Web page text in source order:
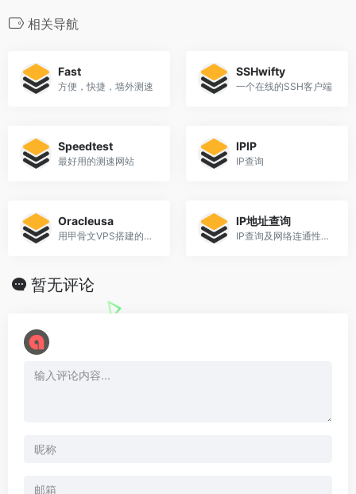
相关导航
Fast
方便，快捷，墙外测速
SSHwifty
一个在线的SSH客户端
Speedtest
最好用的测速网站
IPIP
IP查询
Oracleusa
用甲骨文VPS搭建的反代网站
IP地址查询
IP查询及网络连通性检查
暂无评论